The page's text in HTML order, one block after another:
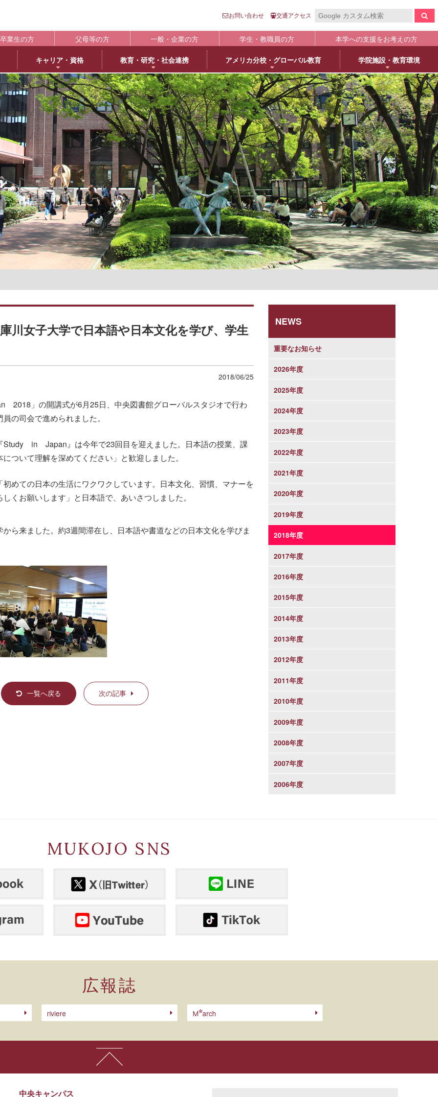
お問い合わせ 交通アクセス
卒業生の方 父母等の方 一般・企業の方 学生・教職員の方 本学への支援をお考えの方
キャンパス
交通アクセス
キャンパス紹介
内部質保証体制
大学評価
認証評価
自己点検・評価
大学情報の公表
IR（Institutional Research）情報
学校法人武庫川学院
武庫川学院創立80周年
高等教育の修学支援新制度について
共通教育
共通教育部
履修・成績
シラバス
履修便覧
成績評価
教員情報検索
教員一覧
名誉教授一覧
日本語日本文学専攻
英語英米文学専攻
臨床心理学専攻
臨床教育学専攻
生活環境学専攻
食物栄養学専攻
建築学専攻
景観建築学専攻
薬科学専攻
看護学専攻
学生支援の概要
褒賞制度
修学支援新制度
奨学金制度
学寮
下宿・ワンルームマンション（武庫女エンタープライズ）
オフィスアワー
アルバイト
キャンパスライフ
売店・本/食堂・カフェ
キャンパスカレンダー
学友会・委員会
クラブ・同好会
学内ボランティア団体
武庫女Style
学費等納付金
学則
キャリア・資格
資格取得
取得可能な資格
エクステンション講座
教員採用試験対策
編入
編入学について
大学院進学
大学院・専攻科入試ガイド
教育・研究・社会連携
ート
育成推進センター
イエンス・コモンズ
社会連携
社会連携推進センター
発達・臨床心理センター
子育てひろば
ブラウン・ライス・ウィーク
教育連携
MUKOJO ミライ☆ラボ
大学間教育研究連携
生涯学習
オープンカレッジ
大学院／専攻科紹介
科目等履修について
リカレント教育
MUKOnoa+
教員情報検索
アメリカ分校・グローバル教育
BLOG
教育学科アメリカ分校留学
薬学部アメリカ分校留学日記
国際センター
学院施設・教育環境
施設紹介
中央キャンパス
浜甲子園キャンパス
上甲子園キャンパス・甲子園会館
西宮北口キャンパス
武庫女ステーションキャンパス
北摂キャンパス・丹嶺学苑研修センター
アメリカ分校
川女子大学で日本語や日本文化を学び、学生
2018/06/25
2018 」の開講式が6月25日、中央図書館グローバルスタジオで行わ
の司会で進められました。
Study in Japan』は今年で23回目を迎えました。日本語の授業、課
ついて理解を深めてください」と歓迎しました。
めての日本の生活にワクワクしています。日本文化、習慣、マナーを
くお願いします」と日本語で、あいさつしました。
ら来ました。約3週間滞在し、日本語や書道などの日本文化を学びま
一覧へ戻る 次の記事
NEWS
重要なお知らせ
2026年度
2025年度
2024年度
2023年度
2022年度
2021年度
2020年度
2019年度
2018年度
2017年度
2016年度
2015年度
2014年度
2013年度
2012年度
2011年度
2010年度
2009年度
2008年度
2007年度
2006年度
MUKOJO SNS
広報誌
riviere M arch
中央キャンパス